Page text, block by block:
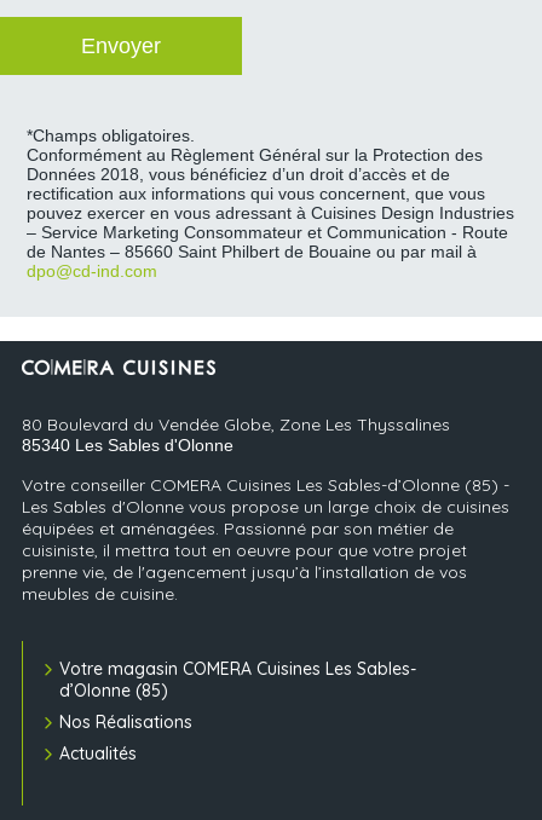
*Champs obligatoires.
Conformément au Règlement Général sur la Protection des
Données 2018, vous bénéficiez d’un droit d’accès et de
rectification aux informations qui vous concernent, que vous
pouvez exercer en vous adressant à Cuisines Design Industries
– Service Marketing Consommateur et Communication - Route
de Nantes – 85660 Saint Philbert de Bouaine ou par mail à
dpo@cd-ind.com
80 Boulevard du Vendée Globe, Zone Les Thyssalines
85340 Les Sables d'Olonne
Votre conseiller COMERA Cuisines Les Sables-d’Olonne (85) -
Les Sables d'Olonne vous propose un large choix de cuisines
équipées et aménagées. Passionné par son métier de
cuisiniste, il mettra tout en oeuvre pour que votre projet
prenne vie, de l'agencement jusqu’à l’installation de vos
meubles de cuisine.
Votre magasin COMERA Cuisines Les Sables-
d’Olonne (85)
Nos Réalisations
Actualités